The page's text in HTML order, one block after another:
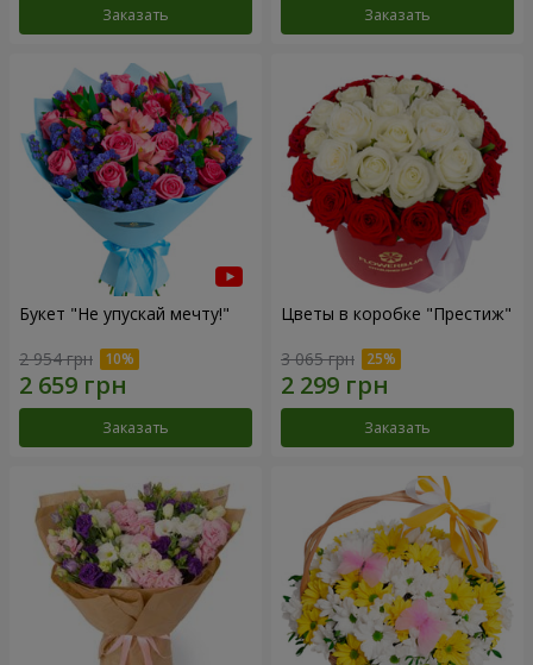
Заказать Заказать
Букет "Не упускай мечту!"
2 954 грн
Заказать
Цветы в коробке "Престиж"
3 065 грн
Заказать